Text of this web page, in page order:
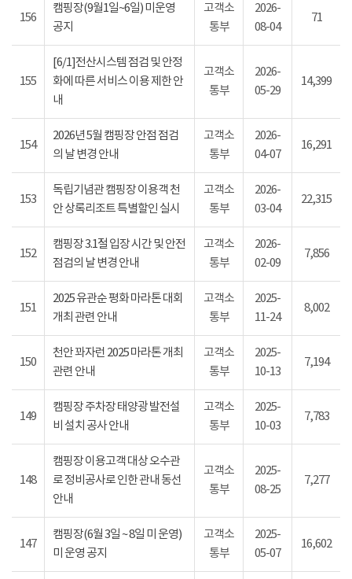
156
캠핑장(9월1일~6일) 미운영
공지
고객소
통부
2026-
08-04
71
155
[6/1]전산시스템 점검 및 안정
화에 따른 서비스 이용 제한 안
내
고객소
통부
2026-
05-29
14,399
154
2026년 5월 캠핑장 안점 점검
의 날 변경 안내
고객소
통부
2026-
04-07
16,291
153
독립기념관 캠핑장 이용객 천
안 상록리조트 특별할인 실시
고객소
통부
2026-
03-04
22,315
152
캠핑장 3.1절 입장 시간 및 안전
점검의 날 변경 안내
고객소
통부
2026-
02-09
7,856
151
2025 유관순 평화 마라톤 대회
개최 관련 안내
고객소
통부
2025-
11-24
8,002
150
천안 꽈자런 2025 마라톤 개최
관련 안내
고객소
통부
2025-
10-13
7,194
149
캠핑장 주차장 태양광 발전설
비 설치 공사 안내
고객소
통부
2025-
10-03
7,783
148
캠핑장 이용고객 대상 오수관
로 정비공사로 인한 관내 동선
안내
고객소
통부
2025-
08-25
7,277
147
캠핑장(6월 3일 ~ 8일 미 운영)
미 운영 공지
고객소
통부
2025-
05-07
16,602